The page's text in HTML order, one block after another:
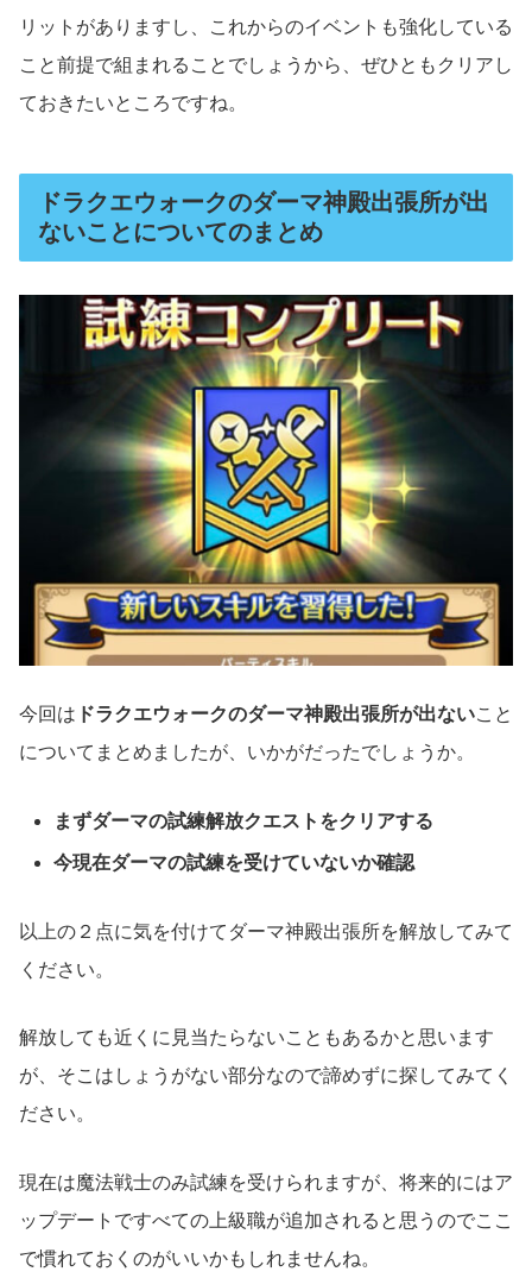
リットがありますし、これからのイベントも強化している
こと前提で組まれることでしょうから、ぜひともクリアし
ておきたいところですね。
ドラクエウォークのダーマ神殿出張所が出
ないことについてのまとめ
今回は ドラクエウォークのダーマ神殿出張所が出ないこと
についてまとめましたが、いかがだったでしょうか。
まずダーマの試練解放クエストをクリアする
今現在ダーマの試練を受けていないか確認
以上の２点に気を付けてダーマ神殿出張所を解放してみて
ください。
解放しても近くに見当たらないこともあるかと思います
が、そこはしょうがない部分なので諦めずに探してみてく
ださい。
現在は魔法戦士のみ試練を受けられますが、将来的にはア
ップデートですべての上級職が追加されると思うのでここ
で慣れておくのがいいかもしれませんね。